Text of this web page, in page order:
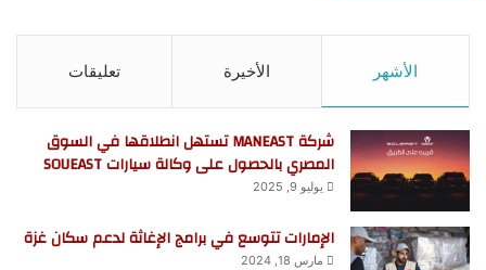
الأشهر الأخيرة تعليقات
شركة MANEAST تستهل انطلاقها في السوق
المصري بالحصول على وكالة سيارات SOUEAST
يوليو 9, 2025
الإمارات تتوسع في برامج الإغاثة لدعم سكان غزة
مارس 18, 2024